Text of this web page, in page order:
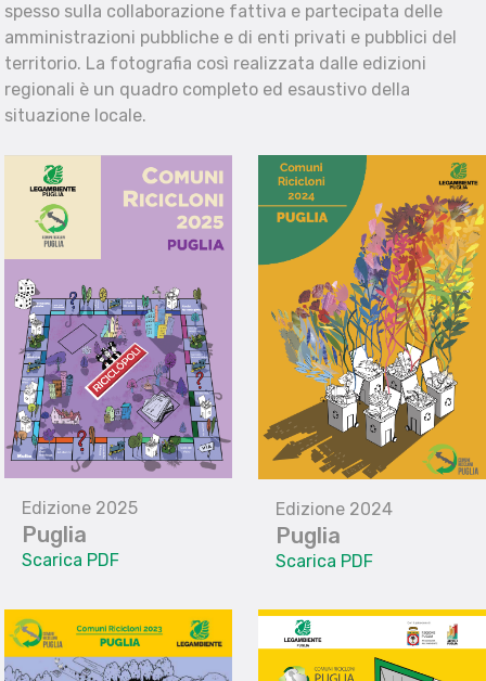
spesso sulla collaborazione fattiva e partecipata delle
amministrazioni pubbliche e di enti privati e pubblici del
territorio. La fotografia così realizzata dalle edizioni
regionali è un quadro completo ed esaustivo della
situazione locale.
Edizione 2025
Puglia
Scarica PDF
Edizione 2024
Puglia
Scarica PDF